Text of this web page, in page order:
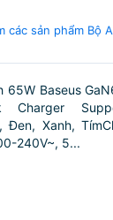
các sản phẩm Bộ
65W Baseus
Charger
Đen, Xanh,
240V~, 5...